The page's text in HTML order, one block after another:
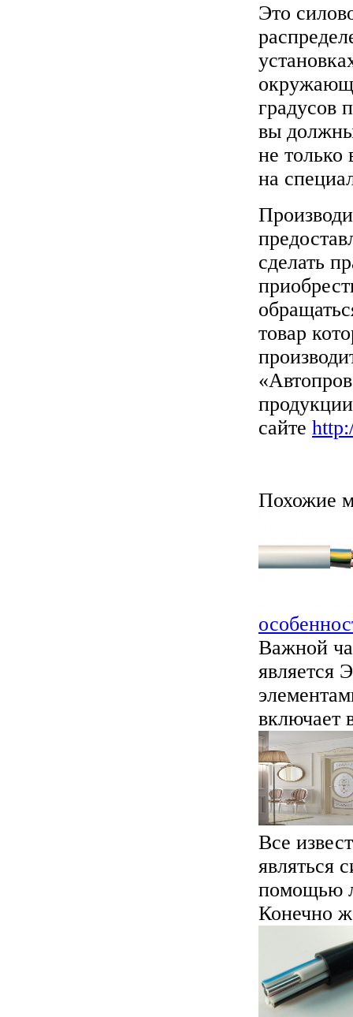
Это
градусов
вы должны
не
на
сделать
товар
сайте
Похожие
Важной
является
включает
Все
являться
помощью
Конечно